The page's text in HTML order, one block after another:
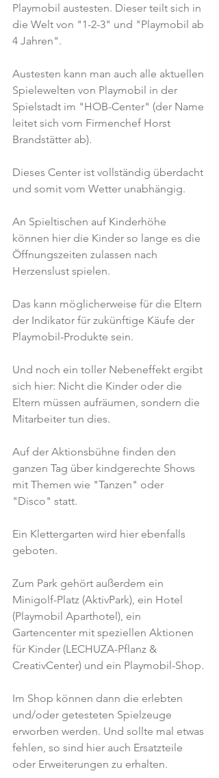
Playmobil austesten. Dieser teilt sich in
die Welt von "1-2-3" und "Playmobil ab
4 Jahren".
Austesten kann man auch alle aktuellen
Spielewelten von Playmobil in der
Spielstadt im "HOB-Center" (der Name
leitet sich vom Firmenchef Horst
Brandstätter ab).
Dieses Center ist vollständig überdacht
und somit vom Wetter unabhängig.
An Spieltischen auf Kinderhöhe
können hier die Kinder so lange es die
Öffnungszeiten zulassen nach
Herzenslust spielen.
Das kann möglicherweise für die Eltern
der Indikator für zukünftige Käufe der
Playmobil-Produkte sein.
Und noch ein toller Nebeneffekt ergibt
sich hier: Nicht die Kinder oder die
Eltern müssen aufräumen, sondern die
Mitarbeiter tun dies.
Auf der Aktionsbühne finden den
ganzen Tag über kindgerechte Shows
mit Themen wie "Tanzen" oder
"Disco" statt.
Ein Klettergarten wird hier ebenfalls
geboten.
Zum Park gehört außerdem ein
Minigolf-Platz (AktivPark), ein Hotel
(Playmobil Aparthotel), ein
Gartencenter mit speziellen Aktionen
für Kinder (LECHUZA-Pflanz &
CreativCenter) und ein Playmobil-Shop.
Im Shop können dann die erlebten
und/oder getesteten Spielzeuge
erworben werden. Und sollte mal etwas
fehlen, so sind hier auch Ersatzteile
oder Erweiterungen zu erhalten.